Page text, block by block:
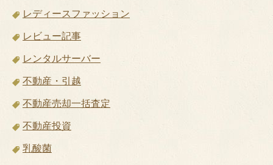
レディースファッション
レビュー記事
レンタルサーバー
不動産・引越
不動産売却一括査定
不動産投資
乳酸菌